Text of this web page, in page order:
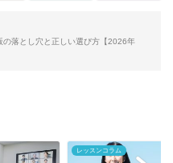
の落とし穴と正しい選び方【2026年
レッスンコラム